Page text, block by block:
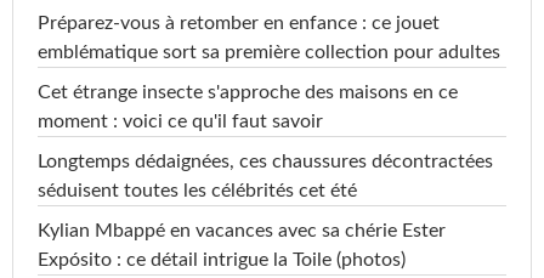
Préparez-vous à retomber en enfance : ce jouet
emblématique sort sa première collection pour adultes
Cet étrange insecte s'approche des maisons en ce
moment : voici ce qu'il faut savoir
Longtemps dédaignées, ces chaussures décontractées
séduisent toutes les célébrités cet été
Kylian Mbappé en vacances avec sa chérie Ester
Expósito : ce détail intrigue la Toile (photos)